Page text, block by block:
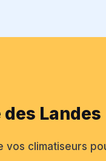
Landes
vos climatiseurs